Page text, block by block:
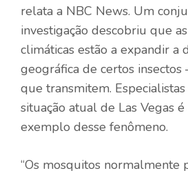
relata a NBC News. Um
investigação descobriu que
climáticas estão a expandir a
geográfica de certos insectos
que transmitem.
situação atual de Las Vegas
exemplo desse fenômeno.
“Os mosquitos normalmente